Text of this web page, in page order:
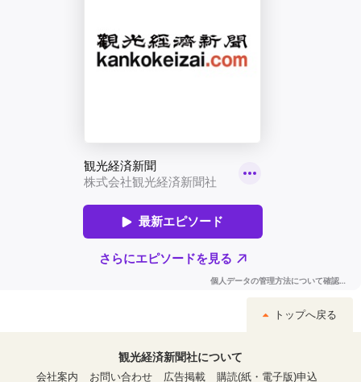
トップへ戻る
観光経済新聞社について
会社案内
お問い合わせ 広告掲載 購読(紙・電子版)申込